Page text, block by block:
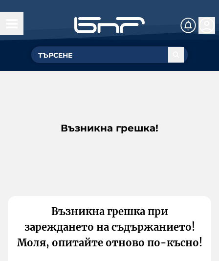
Възникна грешка!
Възникна грешка при
зареждането на съдържанието!
Моля, опитайте отново по-късно!